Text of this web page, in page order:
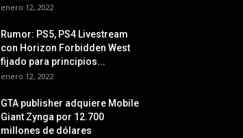
enero 12, 2022
Rumor: PS5, PS4 Livestream
con Horizon Forbidden West
fijado para principios...
enero 12, 2022
GTA publisher adquiere Mobile
Giant Zynga por 12.700
millones de dólares